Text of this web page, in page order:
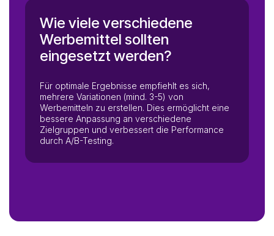
Wie viele verschiedene
Werbemittel sollten
eingesetzt werden?
Für optimale Ergebnisse empfiehlt es sich,
mehrere Variationen (mind. 3-5) von
Werbemitteln zu erstellen. Dies ermöglicht eine
bessere Anpassung an verschiedene
Zielgruppen und verbessert die Performance
durch A/B-Testing.